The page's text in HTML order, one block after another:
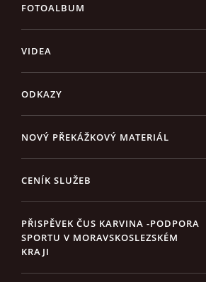
FOTOALBUM
VIDEA
ODKAZY
NOVÝ PŘEKÁŽKOVÝ MATERIÁL
CENÍK SLUŽEB
PŘISPĚVEK ČUS KARVINA -PODPORA
SPORTU V MORAVSKOSLEZSKÉM
KRAJI